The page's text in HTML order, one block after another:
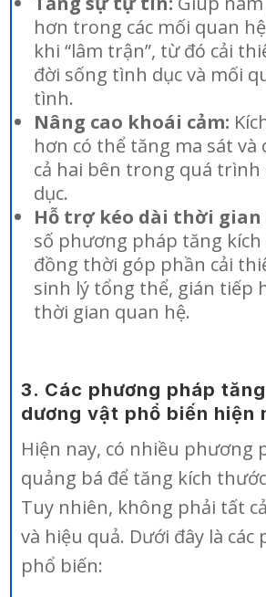
hơn trong các mối quan
khi “lâm trận”, từ đó cải
đời sống tình dục và mối
tình.
Nâng cao khoái cảm:
hơn có thể tăng ma sát và
cả hai bên trong quá
dục.
Hỗ trợ kéo dài thời gian
số phương pháp tăng
đồng thời góp phần cải
sinh lý tổng thể, gián tiếp
thời gian quan hệ.
3. Các phương pháp
dương vật phổ biến hiện
Hiện nay, có nhiều phương
quảng bá để tăng kích
Tuy nhiên, không phải tất
và hiệu quả. Dưới đây là
phổ biến: